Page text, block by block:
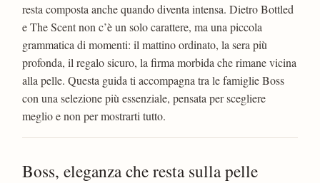
resta composta anche quando diventa intensa. Dietro Bottled
e The Scent non c’è un solo carattere, ma una piccola
grammatica di momenti: il mattino ordinato, la sera più
profonda, il regalo sicuro, la firma morbida che rimane vicina
alla pelle. Questa guida ti accompagna tra le famiglie Boss
con una selezione più essenziale, pensata per scegliere
meglio e non per mostrarti tutto.
Boss, eleganza che resta sulla pelle